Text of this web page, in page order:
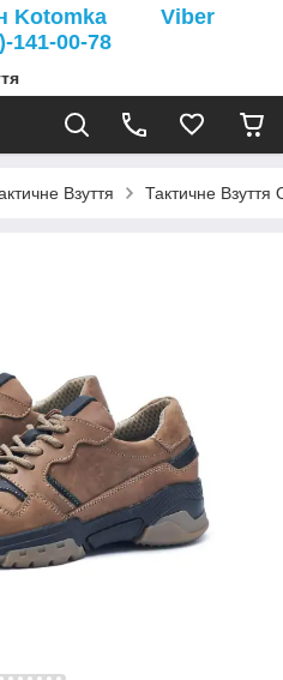
Kotomka Viber
141-00-78
Взуття Тактичне Взуття